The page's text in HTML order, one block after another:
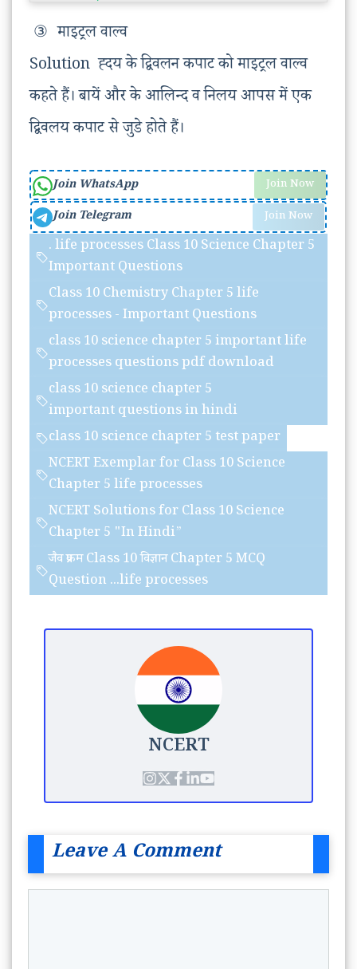
③ माइट्रल वाल्व
Solution ह्दय के द्विवलन कपाट को माइट्रल वाल्व
कहते हैं। बायें और के आलिन्द व निलय आपस में एक
द्विवलय कपाट से जुडे होते हैं।
Join WhatsApp Join Now
Join Telegram Join Now
. life processes Class 10 Science Chapter 5
Important Questions
Class 10 Chemistry Chapter 5 life
processes - Important Questions
class 10 science chapter 5 important life
processes questions pdf download
class 10 science chapter 5
important questions in hindi
class 10 science chapter 5 test paper
NCERT Exemplar for Class 10 Science
Chapter 5 life processes
NCERT Solutions for Class 10 Science
Chapter 5 "In Hindi”
जैव प्रक्रम Class 10 विज्ञान Chapter 5 MCQ
Question ...life processes
NCERT
Leave A Comment